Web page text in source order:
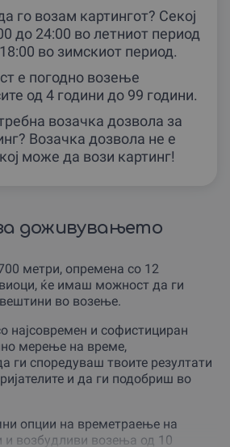
го возам картингот? Секој
до 24:00 во летниот период
во зимскиот период.
е погодно возење
од 4 години до 99 години.
возачка дозвола за
Возачка дозвола не е
може да вози картинг!
доживувањето
метри, опремена со 12
ќе имаш можност да ги
во возење.
најсовремен и софистициран
мерење на време,
ги споредуваш твоите резултати
и да ги подобриш во
опции на времетраење на
возбудливи возења од 10